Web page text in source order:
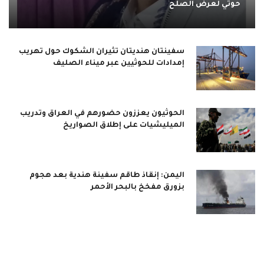
حوثي لعرض الصلح
سفينتان هنديتان تثيران الشكوك حول تهريب
إمدادات للحوثيين عبر ميناء الصليف
الحوثيون يعززون حضورهم في العراق وتدريب
الميليشيات على إطلاق الصواريخ
اليمن: إنقاذ طاقم سفينة هندية بعد هجوم
بزورق مفخخ بالبحر الأحمر